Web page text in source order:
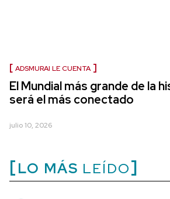
ADSMURAI LE CUENTA
El Mundial más grande de la
será el más conectado
julio 10, 2026
LO MÁS LEÍDO